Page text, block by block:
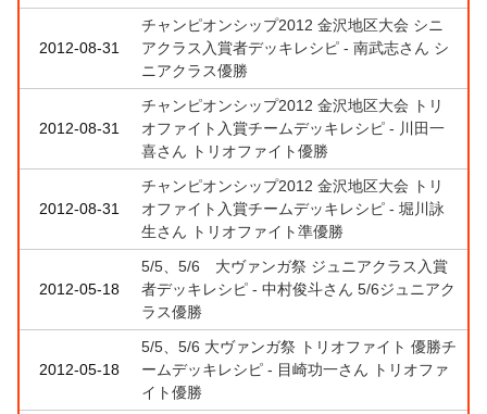
2012-08-31
チャンピオンシップ2012 金沢地区大会 シニ
アクラス入賞者デッキレシピ - 南武志さん シ
ニアクラス優勝
2012-08-31
チャンピオンシップ2012 金沢地区大会 トリ
オファイト入賞チームデッキレシピ - 川田一
喜さん トリオファイト優勝
2012-08-31
チャンピオンシップ2012 金沢地区大会 トリ
オファイト入賞チームデッキレシピ - 堀川詠
生さん トリオファイト準優勝
2012-05-18
5/5、5/6 大ヴァンガ祭 ジュニアクラス入賞
者デッキレシピ - 中村俊斗さん 5/6ジュニアク
ラス優勝
2012-05-18
5/5、5/6 大ヴァンガ祭 トリオファイト 優勝チ
ームデッキレシピ - 目崎功一さん トリオファ
イト優勝